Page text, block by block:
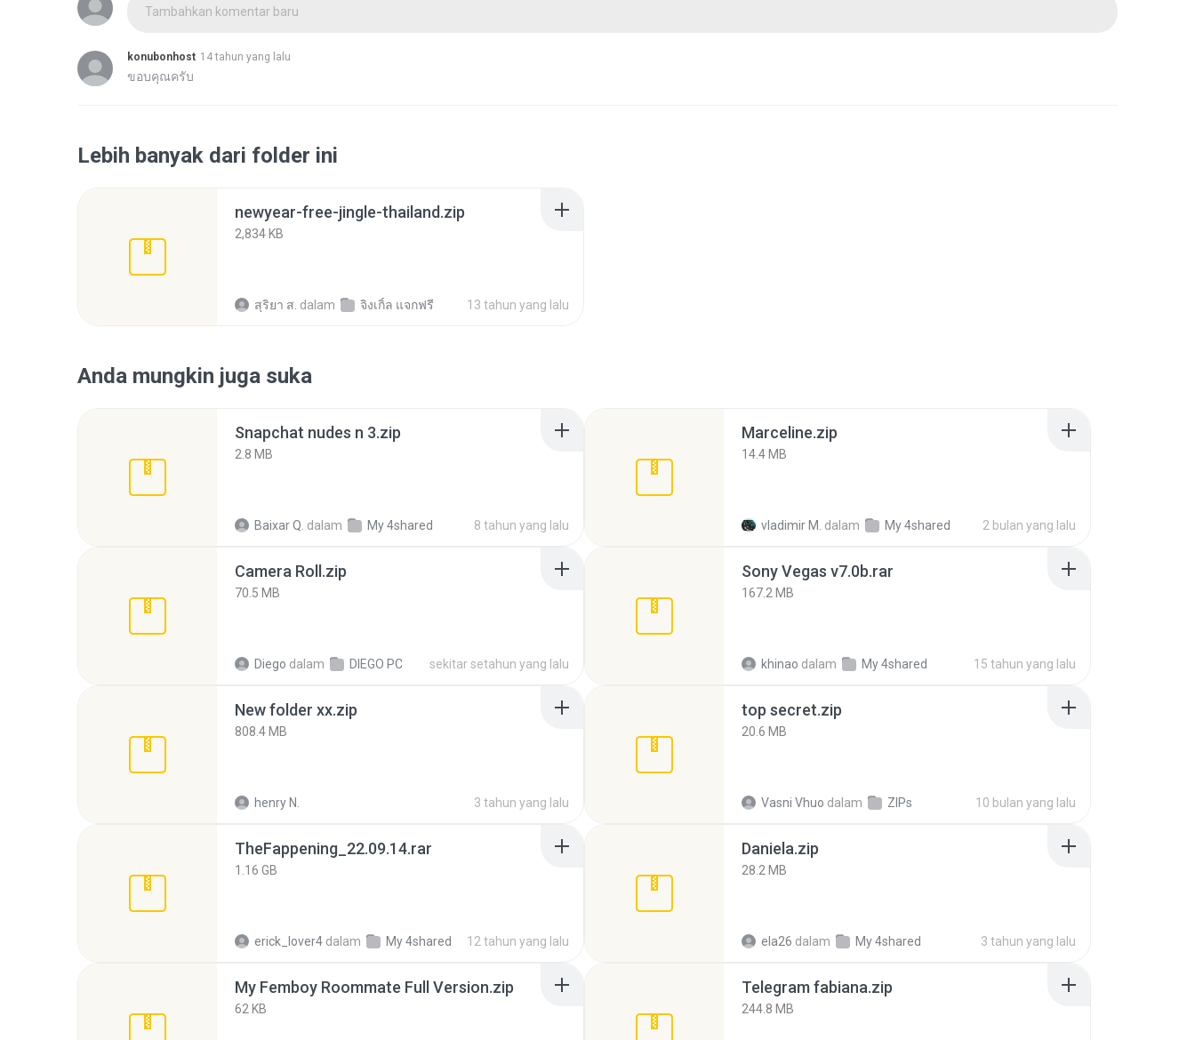
Tambahkan komentar baru
konubonhost 14 tahun yang lalu
ขอบคุณครับ
Lebih banyak dari folder ini
newyear-free-jingle-thailand.zip
2,834 KB
สุริยา ส. dalam จิงเกิ้ล แจกฟรี 13 tahun yang lalu
Anda mungkin juga suka
Snapchat nudes n 3.zip
2.8 MB
Baixar Q. dalam My 4shared 8 tahun yang lalu
Marceline.zip
14.4 MB
vladimir M. dalam My 4shared 2 bulan yang lalu
Camera Roll.zip
70.5 MB
Diego dalam DIEGO PC sekitar setahun yang lalu
Sony Vegas v7.0b.rar
167.2 MB
khinao dalam My 4shared 15 tahun yang lalu
New folder xx.zip
808.4 MB
henry N. 3 tahun yang lalu
top secret.zip
20.6 MB
Vasni Vhuo dalam ZIPs 10 bulan yang lalu
TheFappening_22.09.14.rar
1.16 GB
erick_lover4 dalam My 4shared 12 tahun yang lalu
Daniela.zip
28.2 MB
ela26 dalam My 4shared 3 tahun yang lalu
My Femboy Roommate Full Version.zip
62 KB
Telegram fabiana.zip
244.8 MB